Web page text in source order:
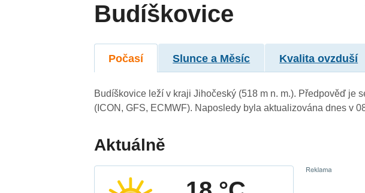
Budíškovice
Počasí Slunce a Měsíc Kvalita ovzduší
Budíškovice leží v kraji Jihočeský (518 m n. m.). Předpověď je
(ICON, GFS, ECMWF). Naposledy byla aktualizována dnes v
Aktuálně